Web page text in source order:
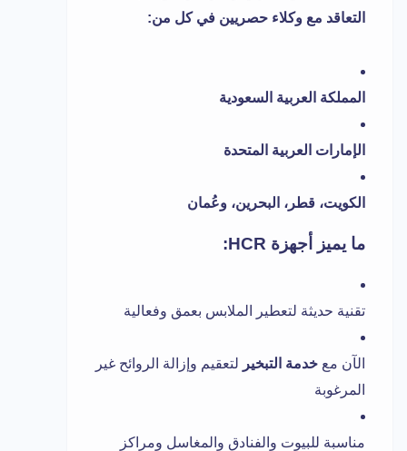
التعاقد مع وكلاء حصريين في كل من:
المملكة العربية السعودية
الإمارات العربية المتحدة
الكويت، قطر، البحرين، وعُمان
ما يميز أجهزة HCR:
تقنية حديثة لتعطير الملابس بعمق وفعالية
الآن مع خدمة التبخير لتعقيم وإزالة الروائح غير
المرغوبة
مناسبة للبيوت والفنادق والمغاسل ومراكز